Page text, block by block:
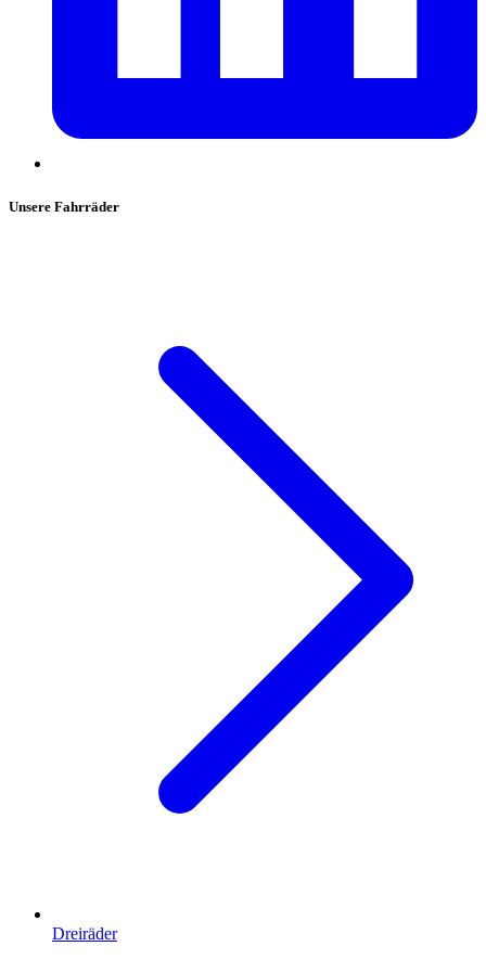
Unsere Fahrräder
Dreiräder